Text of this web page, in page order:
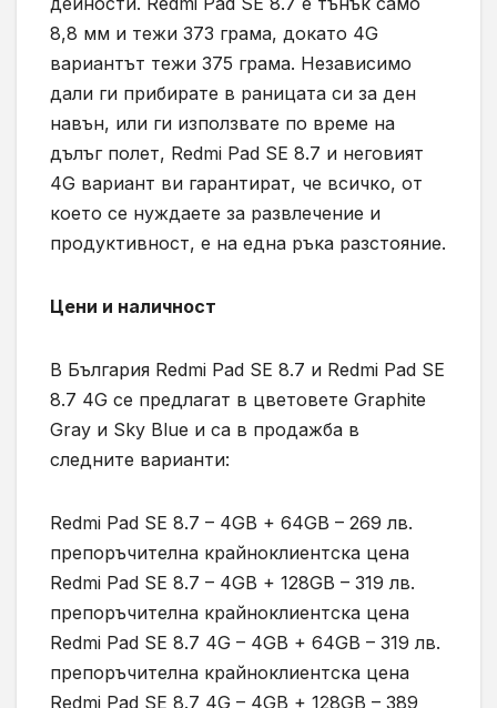
8,8 мм и тежи 373 грама, докато 4G
вариантът тежи 375 грама. Независимо
дали ги прибирате в раницата си за ден
навън, или ги използвате по време на
дълъг полет, Redmi Pad SE 8.7 и неговият
4G вариант ви гарантират, че всичко, от
което се нуждаете за развлечение и
продуктивност, е на една ръка разстояние.
Цени и наличност
В България Redmi Pad SE 8.7 и Redmi Pad SE
8.7 4G се предлагат в цветовете Graphite
Gray и Sky Blue и са в продажба в
следните варианти:
Redmi Pad SE 8.7 – 4GB + 64GB – 269 лв.
препоръчителна крайноклиентска цена
Redmi Pad SE 8.7 – 4GB + 128GB – 319 лв.
препоръчителна крайноклиентска цена
Redmi Pad SE 8.7 4G – 4GB + 64GB – 319 лв.
препоръчителна крайноклиентска цена
Redmi Pad SE 8.7 4G – 4GB + 128GB – 389